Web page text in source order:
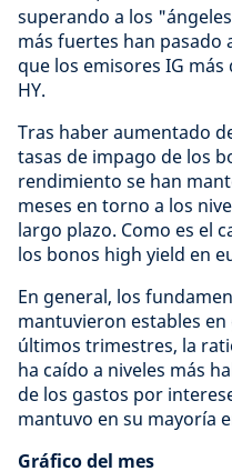
superando a los
más fuertes han pasado
que los emisores IG
HY.
Tras haber aumentado
tasas de impago de los
rendimiento se han
meses en torno a los
largo plazo. Como es el
los bonos high yield en
En general, los
mantuvieron estables en
últimos trimestres, la
ha caído a niveles más
de los gastos por
mantuvo en su mayoría
Gráfico del mes